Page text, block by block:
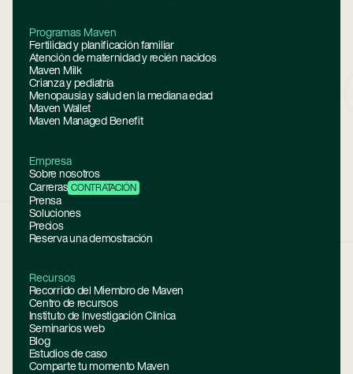
Programas Maven
Fertilidad y planificación familiar
Atención de maternidad y recién nacidos
Maven Milk
Crianza y pediatría
Menopausia y salud en la mediana edad
Maven Wallet
Maven Managed Benefit
Empresa
Sobre nosotros
Carreras CONTRATACIÓN
Prensa
Soluciones
Precios
Reserva una demostración
Recursos
Recorrido del Miembro de Maven
Centro de recursos
Instituto de Investigación Clínica
Seminarios web
Blog
Estudios de caso
Comparte tu momento Maven